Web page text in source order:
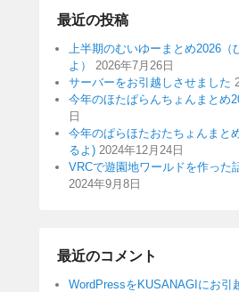
最近の投稿
上半期のむいゆーまとめ2026（
よ）
2026年7月26日
サーバーをお引越しさせました
今年のほたぱらんちょんまとめ
日
今年のぱらほたおたちょんまと
るよ) 2024年12月24日
VRCで遊園地ワールドを作った
2024年9月8日
最近のコメント
WordPressをKUSANAGIにお引